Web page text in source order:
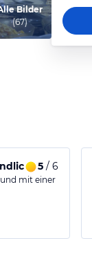
Bilder
(67)
Gastgeber
5/ 6
mit einer